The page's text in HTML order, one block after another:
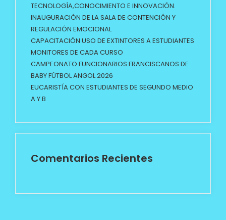
TECNOLOGÍA,CONOCIMIENTO E INNOVACIÓN.
INAUGURACIÓN DE LA SALA DE CONTENCIÓN Y
REGULACIÓN EMOCIONAL
CAPACITACIÓN USO DE EXTINTORES A ESTUDIANTES
MONITORES DE CADA CURSO
CAMPEONATO FUNCIONARIOS FRANCISCANOS DE
BABY FÚTBOL ANGOL 2026
EUCARISTÍA CON ESTUDIANTES DE SEGUNDO MEDIO
A Y B
Comentarios Recientes